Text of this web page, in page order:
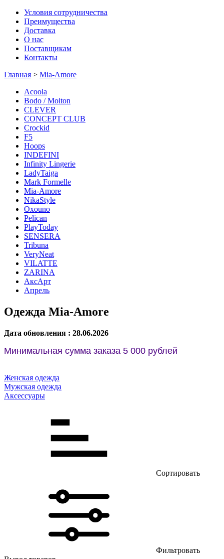
Условия сотрудничества
Преимущества
Доставка
О нас
Поставщикам
Контакты
Главная > Mia-Amore
Acoola
Bodo / Moiton
CLEVER
CONCEPT CLUB
Crockid
F5
Hoops
INDEFINI
Infinity Lingerie
LadyTaiga
Mark Formelle
Mia-Amore
NikaStyle
Oxouno
Pelican
PlayToday
SENSERA
Tribuna
VeryNeat
VILATTE
ZARINA
АксАрт
Апрель
Одежда Mia-Amore
Дата обновления : 28.06.2026
Минимальная сумма заказа 5 000 рублей
Женская одежда
Мужская одежда
Аксессуары
Сортировать
Фильтровать